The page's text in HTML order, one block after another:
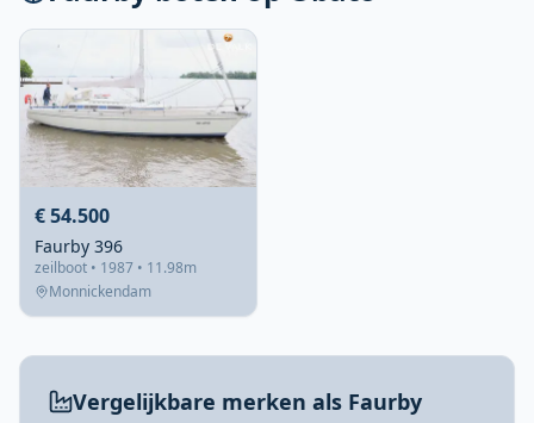
€ 54.500
Faurby 396
zeilboot • 1987 • 11.98m
Monnickendam
Vergelijkbare merken als Faurby